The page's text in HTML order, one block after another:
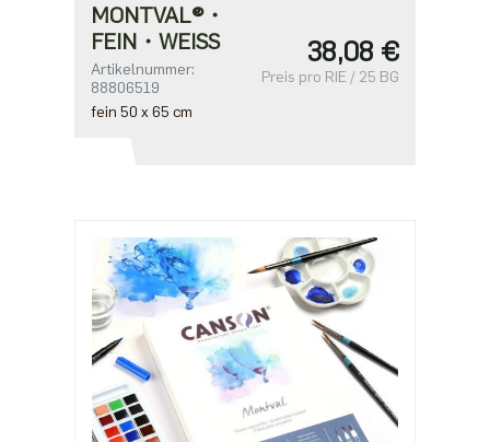
MONTVAL®・
FEIN・WEISS
Artikelnummer:
88806519
fein 50 x 65 cm
38,08 €
Preis pro RIE / 25 BG